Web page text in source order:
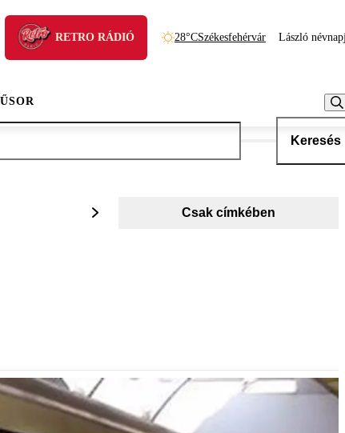
RETRO RÁDIÓ 28°CSzékesfehérvár László
Keresés
Csak címkében